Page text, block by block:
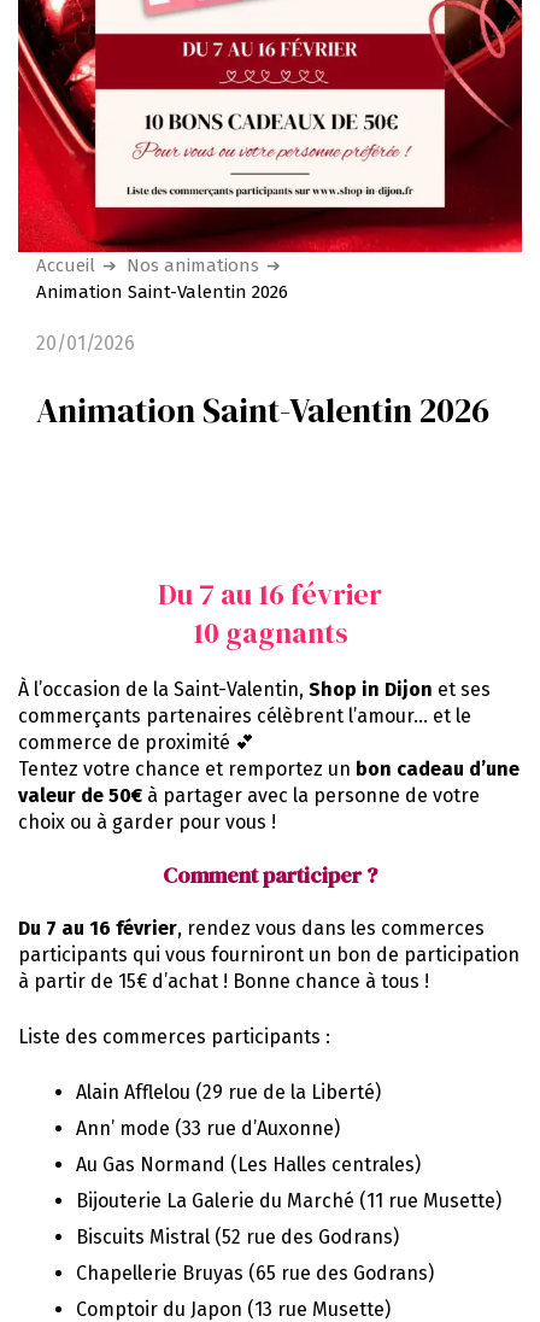
Accueil
Nos animations
Animation Saint-Valentin 2026
20/01/2026
Animation Saint-Valentin 2026
Du 7 au 16 février
10 gagnants
À l’occasion de la Saint-Valentin, Shop in Dijon et ses
commerçants partenaires célèbrent l’amour… et le
commerce de proximité 💕
Tentez votre chance et remportez un bon cadeau d’une
valeur de 50€ à partager avec la personne de votre
choix ou à garder pour vous !
Comment participer ?
Du 7 au 16 février, rendez vous dans les commerces
participants qui vous fourniront un bon de participation
à partir de 15€ d’achat ! Bonne chance à tous !
Liste des commerces participants :
Alain Afflelou (29 rue de la Liberté)
Ann’ mode (33 rue d’Auxonne)
Au Gas Normand (Les Halles centrales)
Bijouterie La Galerie du Marché (11 rue Musette)
Biscuits Mistral (52 rue des Godrans)
Chapellerie Bruyas (65 rue des Godrans)
Comptoir du Japon (13 rue Musette)